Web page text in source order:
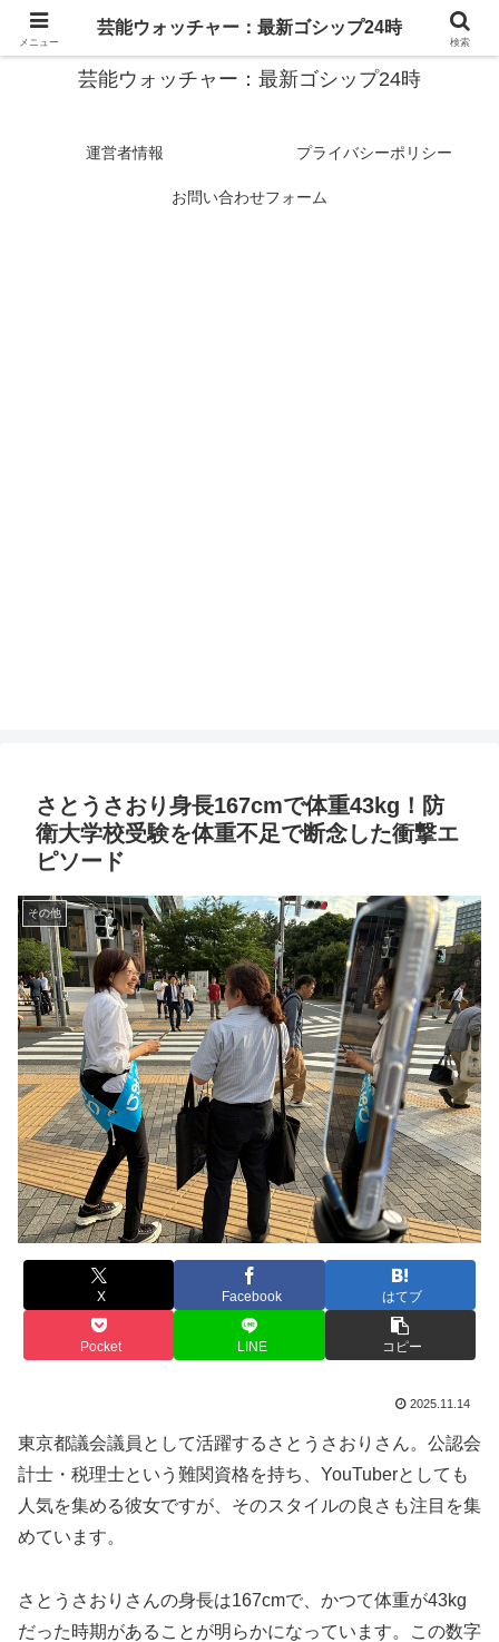
スターたちの裏側を徹底追跡！話題のゴシップがここに集結
芸能ウォッチャー：最新ゴシップ24時
運営者情報 プライバシーポリシー
お問い合わせフォーム
さとうさおり身長167cmで体重43kg！防
衛大学校受験を体重不足で断念した衝撃エ
ピソード
その他
X Facebook はてブ
Pocket LINE コピー
2025.11.14
東京都議会議員として活躍するさとうさおりさん。公認会
計士・税理士という難関資格を持ち、YouTuberとしても
人気を集める彼女ですが、そのスタイルの良さも注目を集
めています。
さとうさおりさんの身長は167cmで、かつて体重が43kg
だった時期があることが明らかになっています。この数字
メニュー
芸能ウォッチャー：最新ゴシップ24時
検索